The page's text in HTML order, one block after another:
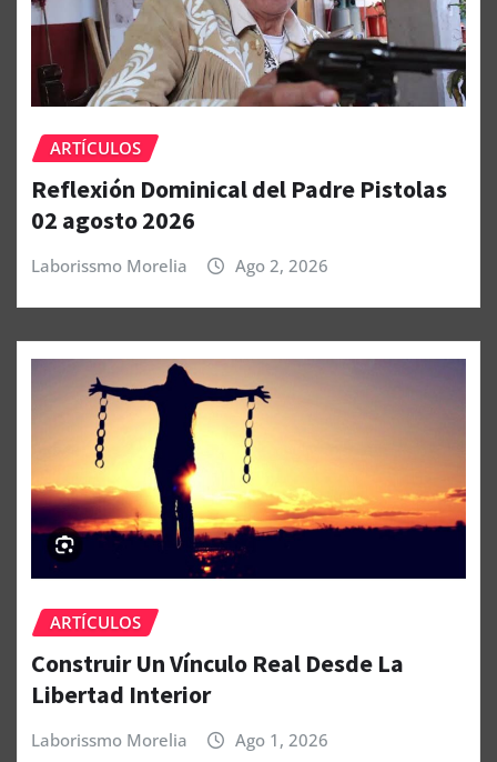
ARTÍCULOS
Reflexión Dominical del Padre Pistolas
02 agosto 2026
Laborissmo Morelia Ago 2, 2026
ARTÍCULOS
Construir Un Vínculo Real Desde La
Libertad Interior
Laborissmo Morelia Ago 1, 2026